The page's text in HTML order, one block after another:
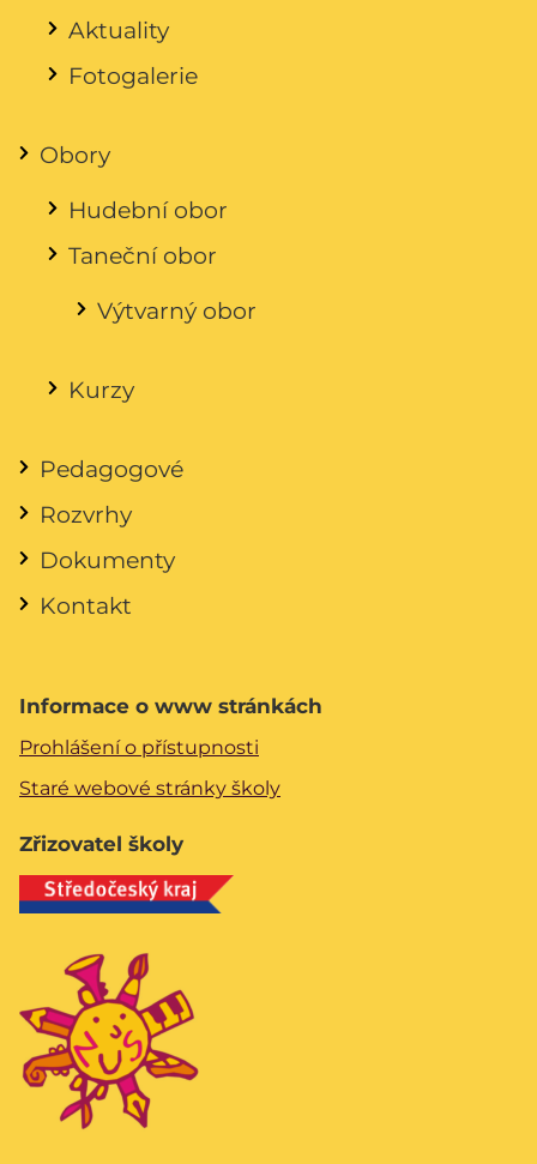
Aktuality
Fotogalerie
Obory
Hudební obor
Taneční obor
Výtvarný obor
Kurzy
Pedagogové
Rozvrhy
Dokumenty
Kontakt
Informace o www stránkách
Prohlášení o přístupnosti
Staré webové stránky školy
Zřizovatel školy